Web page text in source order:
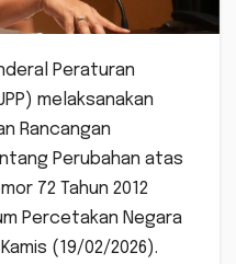
Peraturan
melaksanakan
Rancangan
Perubahan atas
72 Tahun 2012
Percetakan Negara
(19/02/2026).